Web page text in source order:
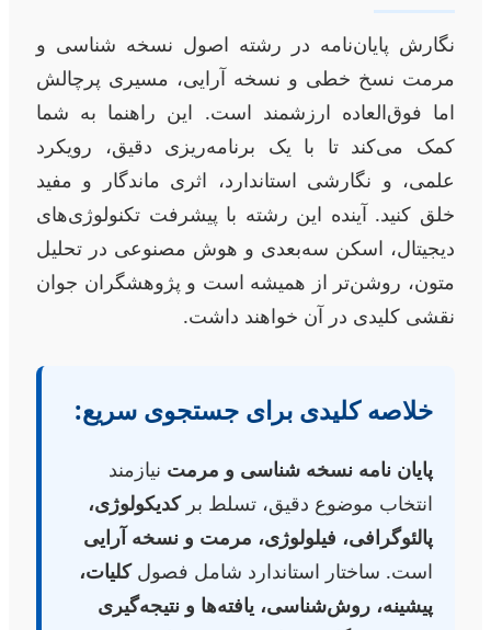
نگارش پایان‌نامه در رشته اصول نسخه شناسی و
مرمت نسخ خطی و نسخه آرایی، مسیری پرچالش
اما فوق‌العاده ارزشمند است. این راهنما به شما
کمک می‌کند تا با یک برنامه‌ریزی دقیق، رویکرد
علمی، و نگارشی استاندارد، اثری ماندگار و مفید
خلق کنید. آینده این رشته با پیشرفت تکنولوژی‌های
دیجیتال، اسکن سه‌بعدی و هوش مصنوعی در تحلیل
متون، روشن‌تر از همیشه است و پژوهشگران جوان
نقشی کلیدی در آن خواهند داشت.
خلاصه کلیدی برای جستجوی سریع:
پایان نامه نسخه شناسی و مرمت نیازمند
انتخاب موضوع دقیق، تسلط برکدیکولوژی،
پالئوگرافی، فیلولوژی، مرمت و نسخه آرایی
است. ساختار استاندارد شامل فصولکلیات،
پیشینه، روش‌شناسی، یافته‌ها و نتیجه‌گیری